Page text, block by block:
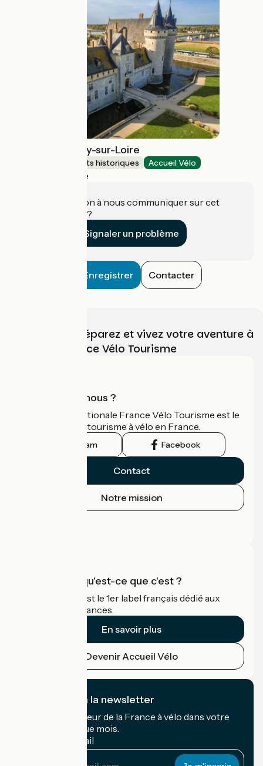
Château de Sully-sur-Loire
Sites et monuments historiques Accueil Vélo
Sully-sur-Loire
Une information à nous communiquer sur cet
établissement ?
Signaler un problème
Enregistrer Contacter
Choisissez, préparez et vivez votre aventure à
vélo avec France Vélo Tourisme
Qui sommes-nous ?
L'association nationale France Vélo Tourisme est le
guide officiel du tourisme à vélo en France.
Instagram Facebook
Contact
Notre mission
Accueil Vélo qu'est-ce que c'est ?
Accueil Vélo c'est le 1er label français dédié aux
cyclistes en vacances.
En savoir plus
Devenir Accueil Vélo
Je m'abonne à la newsletter
Recevez le meilleur de la France à vélo dans votre
boîte mail chaque mois.
Mon adresse mail